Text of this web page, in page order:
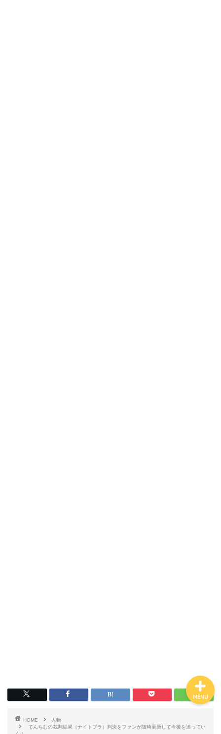
HOME
人物
てんちむの裁判結果（ナイトブラ）判決をファンが随時更新して今後を追ってい
MENU